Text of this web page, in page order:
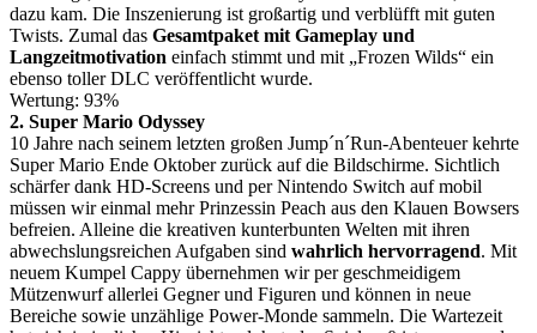
dazu kam. Die Inszenierung ist großartig und verblüfft mit guten
Twists. Zumal das Gesamtpaket mit Gameplay und
Langzeitmotivation einfach stimmt und mit „Frozen Wilds“ ein
ebenso toller DLC veröffentlicht wurde.
Wertung: 93%
2. Super Mario Odyssey
10 Jahre nach seinem letzten großen Jump´n´Run-Abenteuer kehrte
Super Mario Ende Oktober zurück auf die Bildschirme. Sichtlich
schärfer dank HD-Screens und per Nintendo Switch auf mobil
müssen wir einmal mehr Prinzessin Peach aus den Klauen Bowsers
befreien. Alleine die kreativen kunterbunten Welten mit ihren
abwechslungsreichen Aufgaben sind wahrlich hervorragend. Mit
neuem Kumpel Cappy übernehmen wir per geschmeidigem
Mützenwurf allerlei Gegner und Figuren und können in neue
Bereiche sowie unzählige Power-Monde sammeln. Die Wartezeit